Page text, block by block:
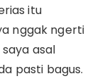
itu
nggak ngerti
asal
pasti bagus.